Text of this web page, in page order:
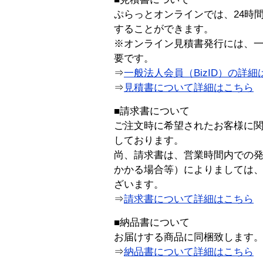
ぷらっとオンラインでは、24時
することができます。
※オンライン見積書発行には、
要です。
⇒一般法人会員（BizID）の詳細
⇒ 見積書について詳細はこちら
■請求書について
ご注文時に希望されたお客様に
しております。
尚、請求書は、営業時間内での
かかる場合等）によりましては
ざいます。
⇒請求書について詳細はこちら
■納品書について
お届けする商品に同梱致します。
⇒納品書について詳細はこちら